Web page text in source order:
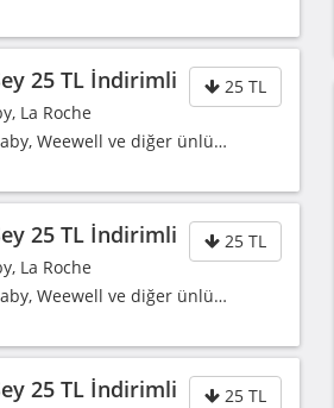
25 TL
25 TL İndirimli
La Roche
Weewell ve diğer ünlü…
25 TL
25 TL İndirimli
La Roche
Weewell ve diğer ünlü…
25 TL
25 TL İndirimli